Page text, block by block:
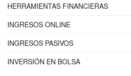
HERRAMIENTAS FINANCIERAS
INGRESOS ONLINE
INGRESOS PASIVOS
INVERSIÓN EN BOLSA